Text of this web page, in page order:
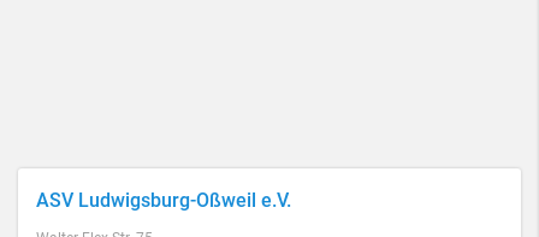
ASV Ludwigsburg-Oßweil e.V.